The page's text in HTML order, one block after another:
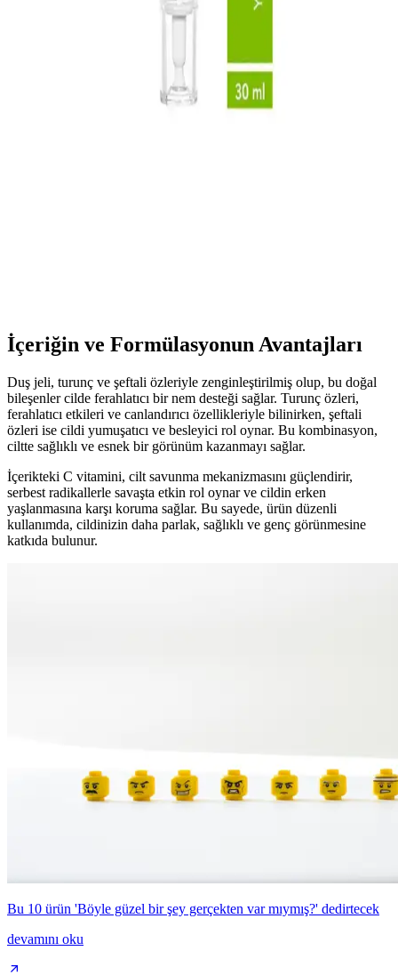
Bepanthol krem, panthenol içeriğiyle allerjik ciltlerde tahrişi
Dr.C.Tuna Çay Ağacı Yağlı Sos Serumu: Çok Yönlü
Doğal Cilt ve Saç Bakım Ürünü
İçeriğin ve Formülasyonun Avantajları
Duş jeli, turunç ve şeftali özleriyle zenginleştirilmiş olup, bu doğal
bileşenler cilde ferahlatıcı bir nem desteği sağlar. Turunç özleri,
ferahlatıcı etkileri ve canlandırıcı özellikleriyle bilinirken, şeftali
özleri ise cildi yumuşatıcı ve besleyici rol oynar. Bu kombinasyon,
ciltte sağlıklı ve esnek bir görünüm kazanmayı sağlar.
İçerikteki C vitamini, cilt savunma mekanizmasını güçlendirir,
serbest radikallerle savaşta etkin rol oynar ve cildin erken
yaşlanmasına karşı koruma sağlar. Bu sayede, ürün düzenli
kullanımda, cildinizin daha parlak, sağlıklı ve genç görünmesine
katkıda bulunur.
Bu 10 ürün 'Böyle güzel bir şey gerçekten var mıymış?' dedirtecek
devamını oku